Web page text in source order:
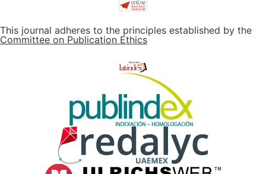
This journal adheres to the principles established by the
Committee on Publication Ethics